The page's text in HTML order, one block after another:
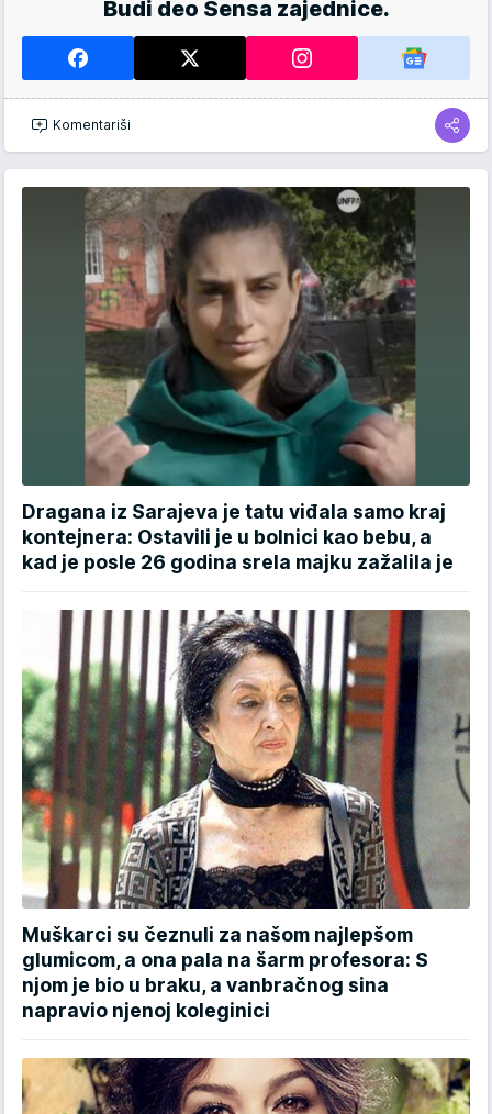
Budi deo Sensa zajednice.
Komentariši
Dragana iz Sarajeva je tatu viđala samo kraj
kontejnera: Ostavili je u bolnici kao bebu, a
kad je posle 26 godina srela majku zažalila je
Muškarci su čeznuli za našom najlepšom
glumicom, a ona pala na šarm profesora: S
njom je bio u braku, a vanbračnog sina
napravio njenoj koleginici